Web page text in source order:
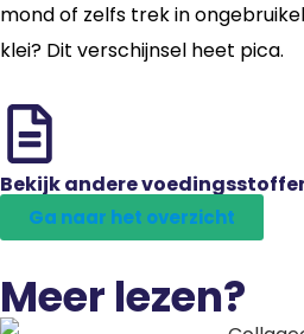
mond of zelfs trek in
klei? Dit verschijnsel heet pica.
Bekijk andere
Ga naar het overzicht
Meer lezen?